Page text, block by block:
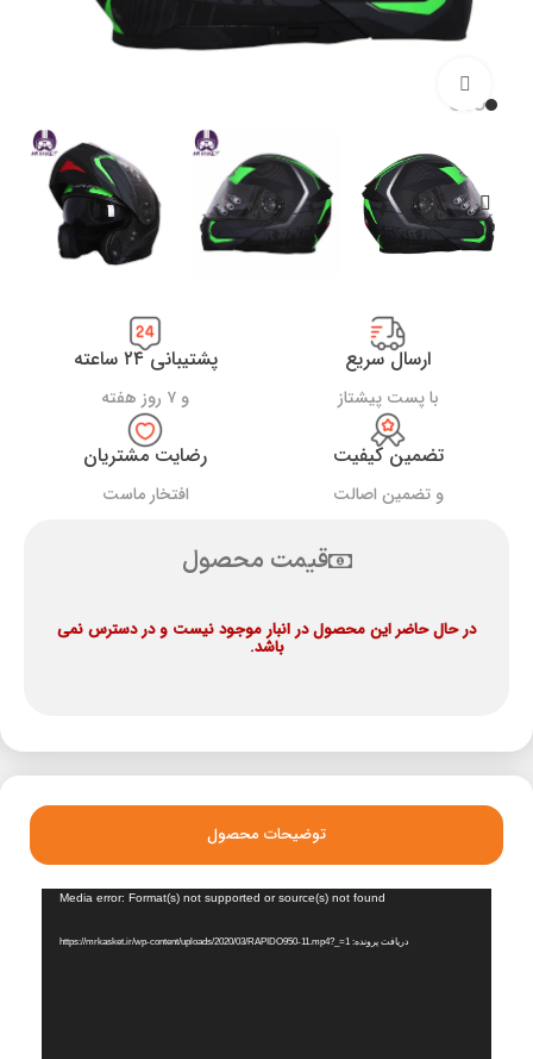
ارسال سریع
با پست پیشتاز
پشتیبانی ۲۴ ساعته
و ۷ روز هفته
تضمین کیفیت
و تضمین اصالت
رضایت مشتریان
افتخار ماست
قیمت محصول
در حال حاضر این محصول در انبار موجود نیست و در دسترس نمی
باشد.
توضیحات محصول
Media error: Format(s) not supported or source(s) not found
دریافت پرونده: https://mrkasket.ir/wp-content/uploads/2020/03/RAPIDO950-11.mp4?_=1